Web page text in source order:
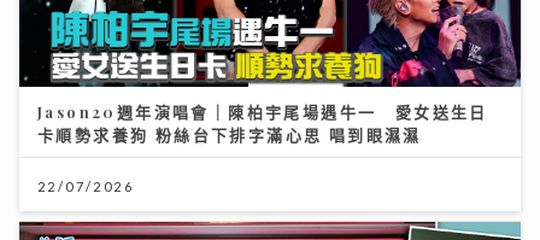
Jason20週年演唱會｜陳柏宇尾場遇牛一 愛女送生日
卡順勢求養狗 粉絲台下排字滿心思 唱到眼濕濕
22/07/2026